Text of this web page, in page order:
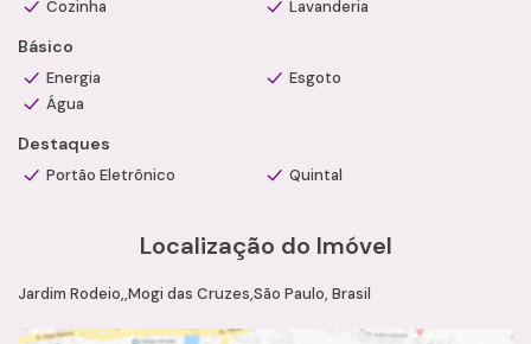
Agende uma visita com um dos nossos consultores
especializados e realize o seu sonho na Camila Ramos
Imóveis.
Cozinha Lavanderia
Básico
Energia
Esgoto
Água
Destaques
Portão Eletrônico Quintal
Localização do Imóvel
Jardim Rodeio Mogi das Cruzes São Paulo, Brasil